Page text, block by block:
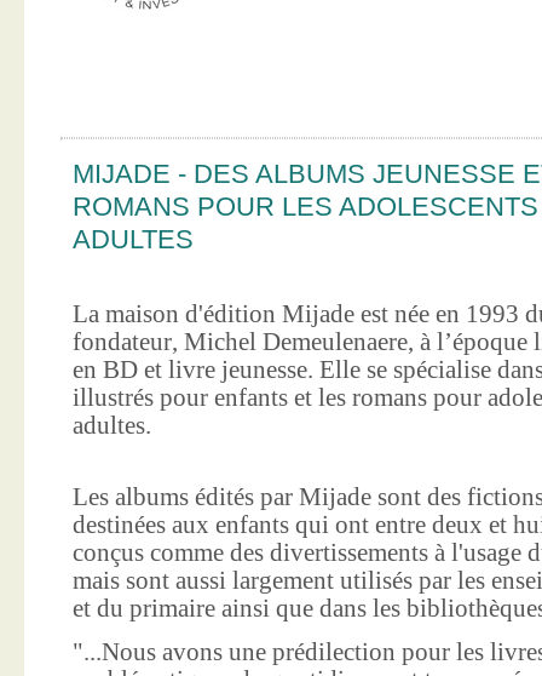
MIJADE - DES ALBUMS JEUNESSE
ROMANS POUR LES
ADULTES
La maison d'édition Mijade est née en 1993
fondateur, Michel Demeulenaere, à l’époque
en BD et livre jeunesse. Elle se spécialise
illustrés pour enfants et les romans pour
adultes.
Les albums édités par Mijade sont des
destinées aux enfants qui ont entre deux et
conçus comme des divertissements à
mais sont aussi largement utilisés par les
et du primaire ainsi que dans les
"...Nous avons une prédilection pour les